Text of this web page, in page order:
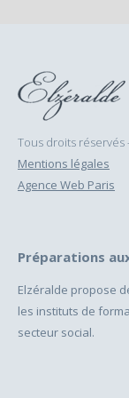
Tous droits réservés
Mentions légales
Agence Web Paris
Préparations
Elzéralde propose
les instituts de
secteur social.